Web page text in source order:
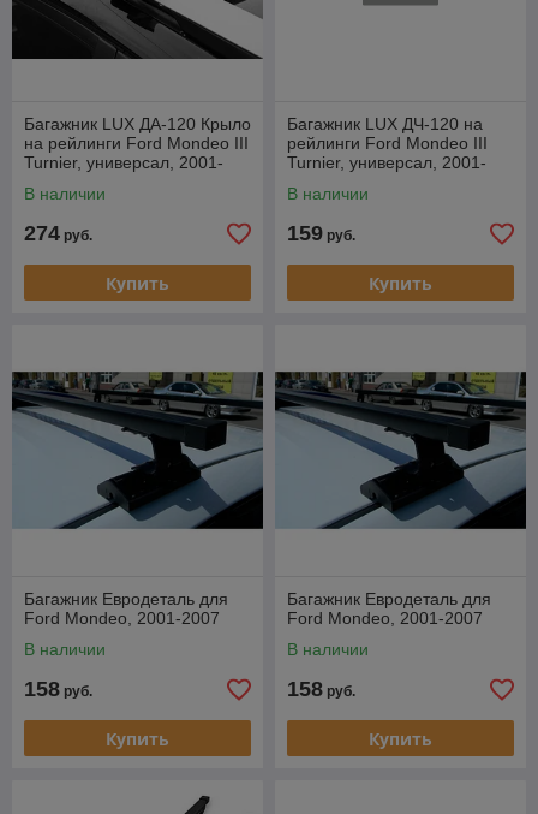
Багажник LUX ДА-120 Крыло
на рейлинги Ford Mondeo III
Turnier, универсал, 2001-
В наличии
274 руб.
Купить
Багажник LUX ДЧ-120 на
рейлинги Ford Mondeo III
Turnier, универсал, 2001-
В наличии
159 руб.
Купить
Багажник Евродеталь для
Ford Mondeo, 2001-2007
В наличии
158 руб.
Купить
Багажник Евродеталь для
Ford Mondeo, 2001-2007
В наличии
158 руб.
Купить